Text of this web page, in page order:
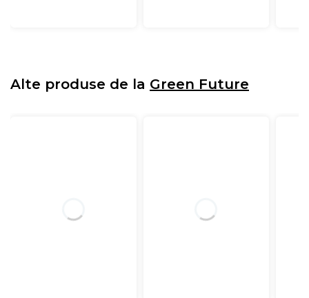
Alte produse de la Green Future